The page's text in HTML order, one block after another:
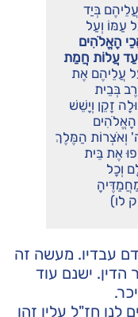
בְּיַד
עַמּוֹ וְעַל
הָאֱלֹהִים
עַד עֲלוֹת חֲמַת
עֲלֵיהֶם אֶת
בְּבֵית
זָקֵן וְיָשֵׁשׁ
הָאֱלֹהִים
וְאֹצְרוֹת הַמֶּלֶךְ
אֶת בֵּית
וְכָל
לו)
דם עבדיו. מעשה זה
הדין. ישנם עוד
חז"ל עליו זהו